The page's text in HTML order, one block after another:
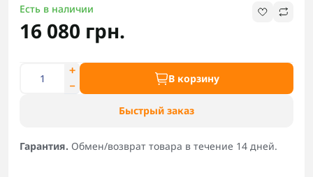
Есть в наличии
16 080 грн.
В корзину
Быстрый заказ
Гарантия. Обмен/возврат товара в течение 14 дней.